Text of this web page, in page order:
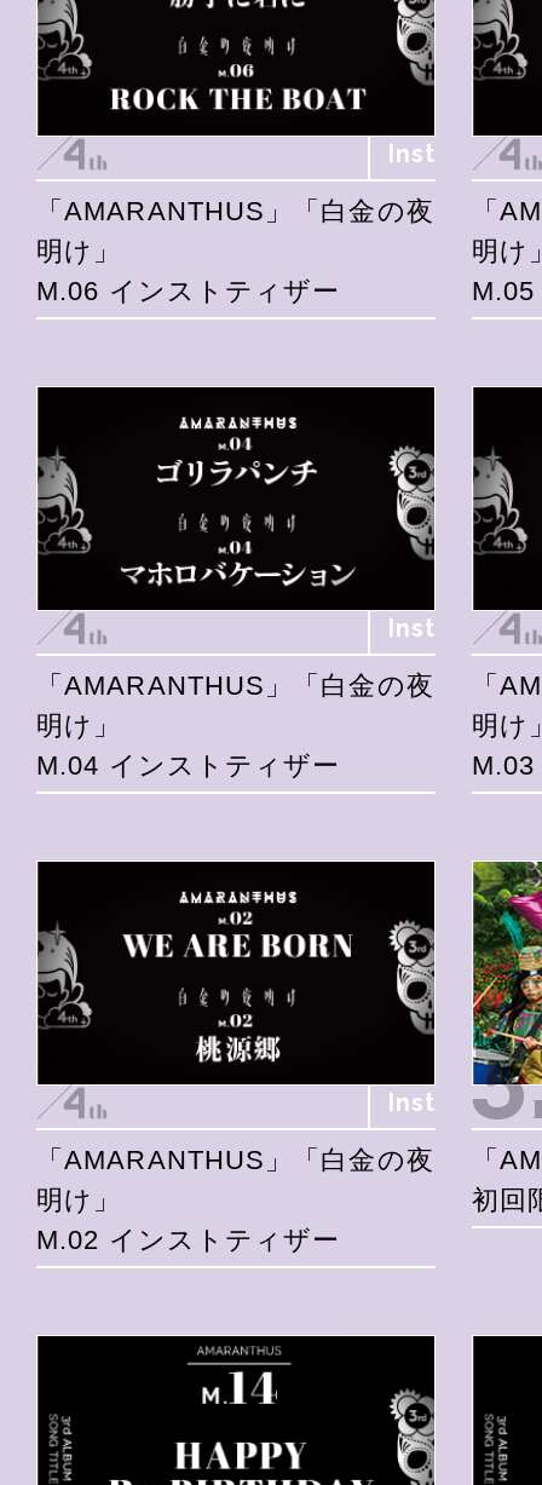
Inst
「AMARANTHUS」「白金の夜
明け」
M.06 インストティザー
「
明け
Inst
「AMARANTHUS」「白金の夜
明け」
M.04 インストティザー
「
明け
Inst
「AMARANTHUS」「白金の夜
明け」
M.02 インストティザー
「
初回